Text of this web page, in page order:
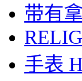
带有
手表